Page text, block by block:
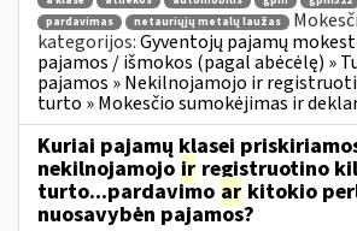
pardavimas
netauriųjų metalų laužas
kategorijos:Gyventojų pajamų
pajamos / išmokos (pagal abėcėlę) »
pajamos » Nekilnojamojo ir
turto » Mokesčio sumokėjimas ir
Kuriai pajamų klasei
nekilnojamojo ir registruotino
turto...pardavimo ar kitokio
nuosavybėn pajamos?